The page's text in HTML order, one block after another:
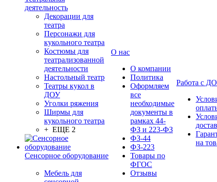
деятельность
Декорации для
театра
Персонажи для
кукольного театра
Костюмы для
театрализованной
деятельности
Настольный театр
Театры кукол в
ДОУ
Уголки ряжения
Ширмы для
кукольного театра
+ ЕЩЕ 2
Сенсорное оборудование
Мебель для
О нас
О компании
Политика
Оформляем
все
необходимые
документы в
рамках 44-
ФЗ и 223-ФЗ
ФЗ-44
ФЗ-223
Товары по
ФГОС
Отзывы
Работа с
на